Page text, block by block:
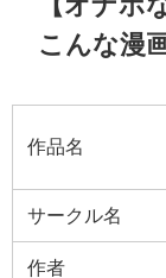
こんな漫
作品名
サークル名
作者